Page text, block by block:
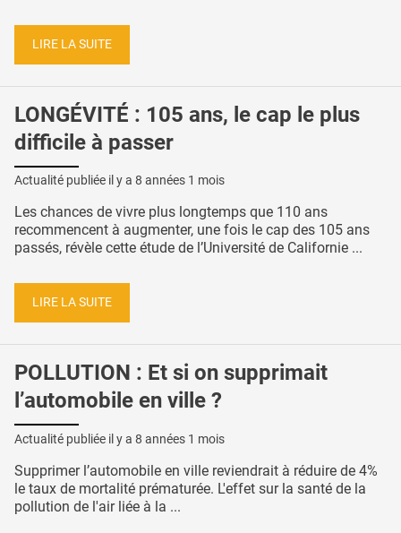
LIRE LA SUITE
LONGÉVITÉ : 105 ans, le cap le plus
difficile à passer
Actualité publiée il y a 8 années 1 mois
Les chances de vivre plus longtemps que 110 ans
recommencent à augmenter, une fois le cap des 105 ans
passés, révèle cette étude de l’Université de Californie ...
LIRE LA SUITE
POLLUTION : Et si on supprimait
l’automobile en ville ?
Actualité publiée il y a 8 années 1 mois
Supprimer l’automobile en ville reviendrait à réduire de 4%
le taux de mortalité prématurée. L'effet sur la santé de la
pollution de l'air liée à la ...